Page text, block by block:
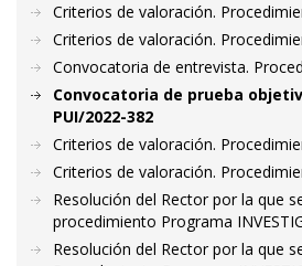
Criterios de valoración.
Criterios de valoración.
Convocatoria de entrevista.
Convocatoria de prueba
PUI/2022-382
Criterios de valoración.
Criterios de valoración.
Resolución del Rector por la que
procedimiento Programa
Resolución del Rector por la que